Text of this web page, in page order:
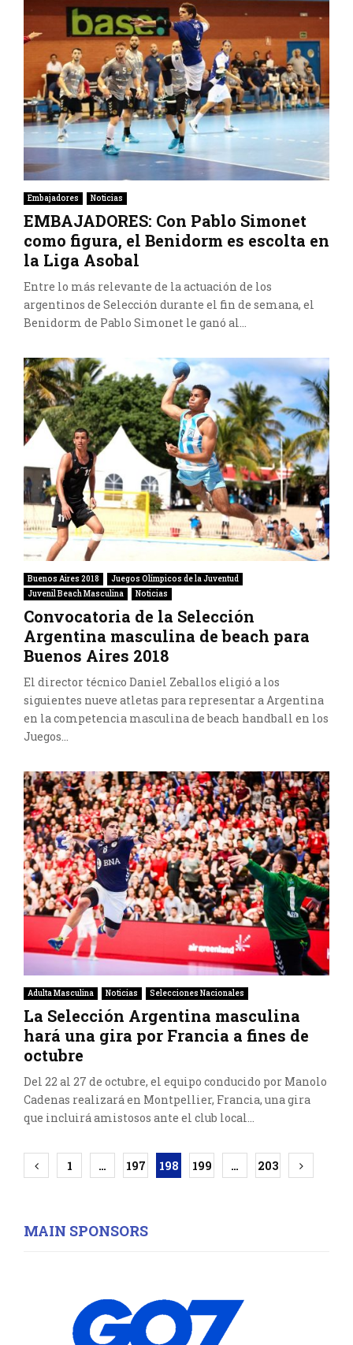
Embajadores Noticias
EMBAJADORES: Con Pablo Simonet
como figura, el Benidorm es escolta en
la Liga Asobal
Entre lo más relevante de la actuación de los
argentinos de Selección durante el fin de semana, el
Benidorm de Pablo Simonet le ganó al...
Buenos Aires 2018
Juegos Olímpicos de la Juventud
Juvenil Beach Masculina
Noticias
Convocatoria de la Selección
Argentina masculina de beach para
Buenos Aires 2018
El director técnico Daniel Zeballos eligió a los
siguientes nueve atletas para representar a Argentina
en la competencia masculina de beach handball en los
Juegos...
Adulta Masculina Noticias Selecciones Nacionales
La Selección Argentina masculina
hará una gira por Francia a fines de
octubre
Del 22 al 27 de octubre, el equipo conducido por Manolo
Cadenas realizará en Montpellier, Francia, una gira
que incluirá amistosos ante el club local...
Paginación
entradas
1 … 197 198 199 … 203
MAIN SPONSORS